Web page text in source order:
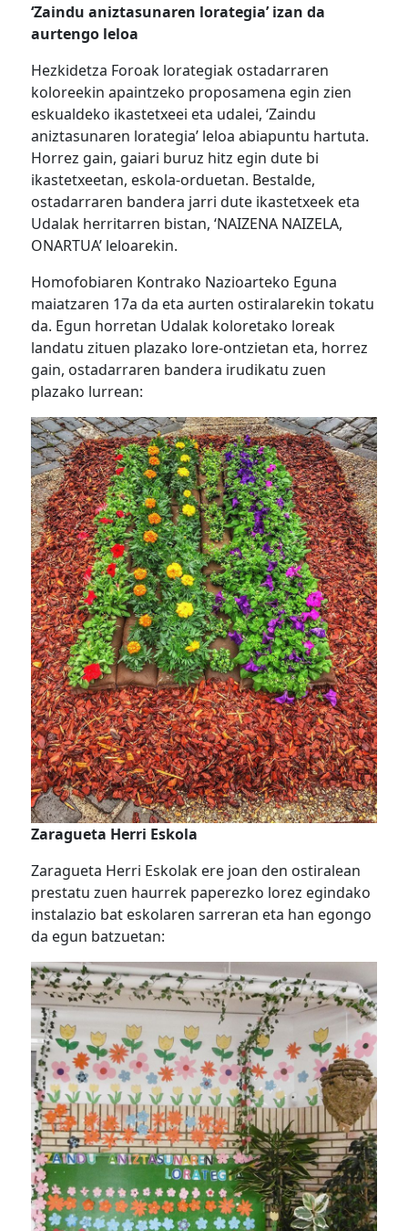
‘Zaindu aniztasunaren lorategia’ izan da
aurtengo leloa
Hezkidetza Foroak lorategiak ostadarraren
koloreekin apaintzeko proposamena egin zien
eskualdeko ikastetxeei eta udalei, ‘Zaindu
aniztasunaren lorategia’ leloa abiapuntu hartuta.
Horrez gain, gaiari buruz hitz egin dute bi
ikastetxeetan, eskola-orduetan. Bestalde,
ostadarraren bandera jarri dute ikastetxeek eta
Udalak herritarren bistan, ‘NAIZENA NAIZELA,
ONARTUA’ leloarekin.
Homofobiaren Kontrako Nazioarteko Eguna
maiatzaren 17a da eta aurten ostiralarekin tokatu
da. Egun horretan Udalak koloretako loreak
landatu zituen plazako lore-ontzietan eta, horrez
gain, ostadarraren bandera irudikatu zuen
plazako lurrean:
Zaragueta Herri Eskola
Zaragueta Herri Eskolak ere joan den ostiralean
prestatu zuen haurrek paperezko lorez egindako
instalazio bat eskolaren sarreran eta han egongo
da egun batzuetan: